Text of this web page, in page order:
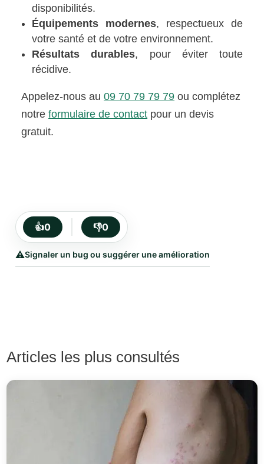
disponibilités.
Équipements modernes, respectueux de
votre santé et de votre environnement.
Résultats durables, pour éviter toute
récidive.
Appelez-nous au09 70 79 79 79 ou complétez
notreformulaire de contact pour un devis
gratuit.
👍0 👎0
⚠️Signaler un bug ou suggérer une amélioration
Articles les plus consultés